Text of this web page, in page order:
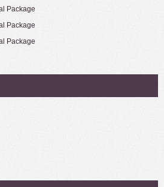
Package
Package
Package